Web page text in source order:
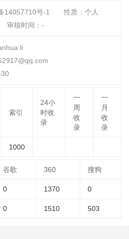
14057710号-1 性质： 个人
审核时间： -
li
索引
24小
时收
录
一
周
收
录
一
月
收
录
1000
谷歌 360 搜狗
0 1370 0
0 1510 503